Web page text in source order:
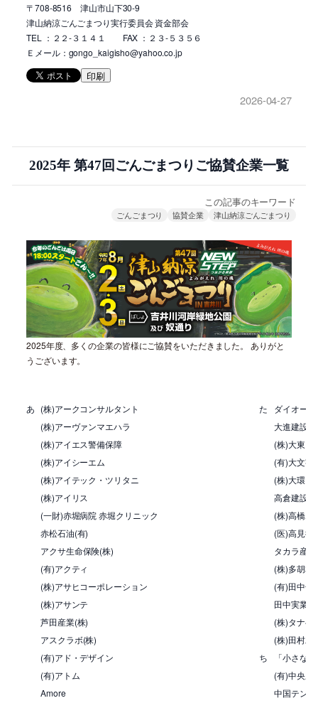
〒708-8516 津山市山下30-9
津山納涼ごんごまつり実行委員会 資金部会
TEL ：２２-３１４１ FAX ：２３-５３５６
Ｅメール：gongo_kaigisho@yahoo.co.jp
印刷
2026-04-27
2025年 第47回ごんごまつりご協賛企業一覧
この記事のキーワード
ごんごまつり 協賛企業 津山納涼ごんごまつり
2025年度、多くの企業の皆様にご協賛をいただきました。 ありがと
うございます。
あ (株)アークコンサルタント た
ダイオー
(株)アーヴァンマエハラ
大進建設(
(株)アイエス警備保障
(株)大東
(株)アイシーエム
(有)大文字
(株)アイテック・ツリタニ
(株)大環
(株)アイリス
高倉建設(
(一財)赤堀病院 赤堀クリニック
(株)高橋ポ
赤松石油(有)
(医)高見徳
アクサ生命保険(株)
タカラ産
(有)アクティ
(株)多胡本
(株)アサヒコーポレーション
(有)田中化
(株)アサンテ
田中実業(
芦田産業(株)
(株)タナベ
アスクラボ(株)
(株)田村工
(有)アド・デザイン
ち
「小さな
(有)アトム
(有)中央廃
Amore
中国テン